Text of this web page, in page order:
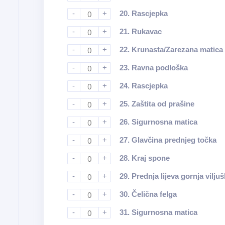
- + 20. Rascjepka
- + 21. Rukavac
- + 22. Krunasta/Zarezana matica
- + 23. Ravna podloška
- + 24. Rascjepka
- + 25. Zaštita od prašine
- + 26. Sigurnosna matica
- + 27. Glavčina prednjeg točka
- + 28. Kraj spone
- + 29. Prednja lijeva gornja
- + 30. Čelična felga
- + 31. Sigurnosna matica